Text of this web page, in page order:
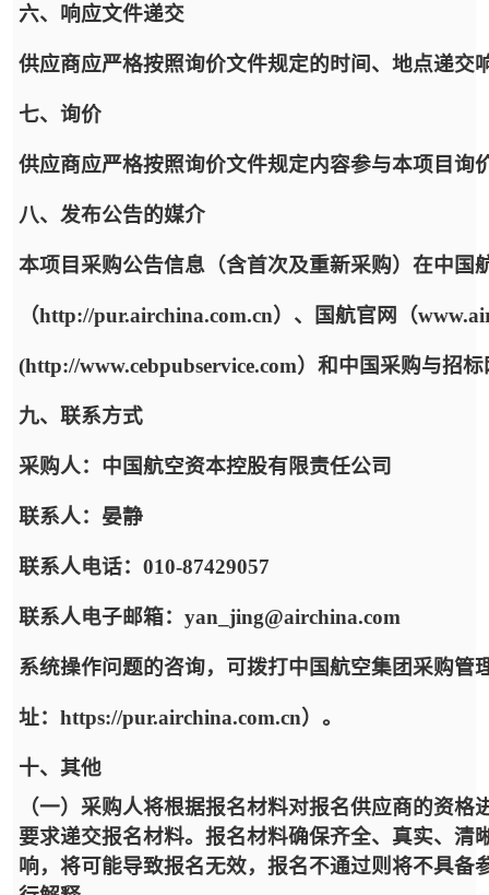
六、响应文件递交
供应商应严格按照询价文件规定的时间、地点递交
七、询价
供应商应严格按照询价文件规定内容参与本项目询
八、发布公告的媒介
本项目采购公告信息（含首次及重新采购）在中国
（http://pur.airchina.com.cn）、国航官网（
(http://www.cebpubservice.com）和中国采购与招
九、联系方式
采购人：中国航空资本控股有限责任公司
联系人：晏静
联系人电话：010-87429057
联系人电子邮箱：yan_jing@airchina.com
系统操作问题的咨询，可拨打中国航空集团采购
址：https://pur.airchina.com.cn）。
十、其他
（一） 采购人将根据报名材料对报名供应商的资格
要求递交报名材料。报名材料确保齐全、真实、
响，将可能导致报名无效，报名不通过则将不具